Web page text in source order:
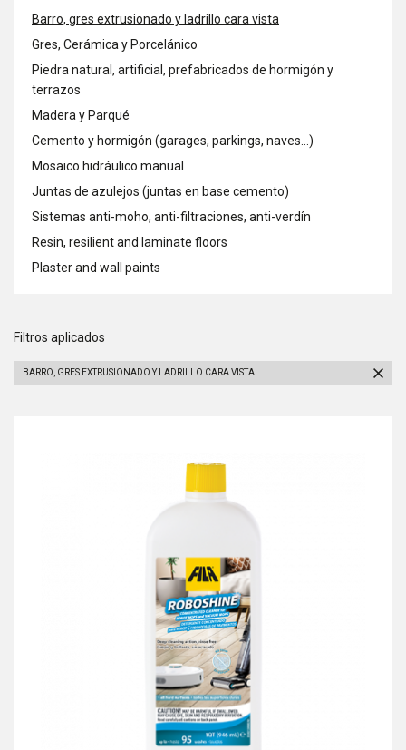
Barro, gres extrusionado y ladrillo cara vista
Gres, Cerámica y Porcelánico
Piedra natural, artificial, prefabricados de hormigón y
terrazos
Madera y Parqué
Cemento y hormigón (garages, parkings, naves...)
Mosaico hidráulico manual
Juntas de azulejos (juntas en base cemento)
Sistemas anti-moho, anti-filtraciones, anti-verdín
Resin, resilient and laminate floors
Plaster and wall paints
Filtros aplicados
BARRO, GRES EXTRUSIONADO Y LADRILLO CARA VISTA